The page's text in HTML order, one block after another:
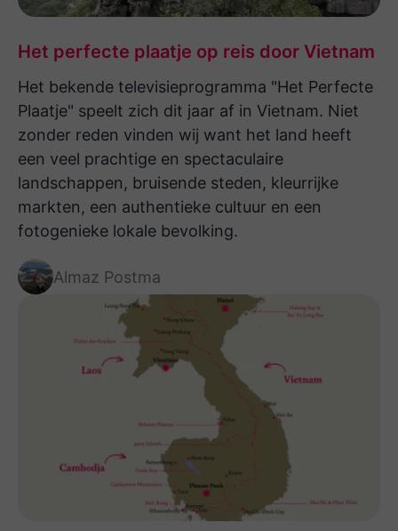
stiptheid van alle transfers en gidsen.
Hotels waren allemaal goed en sommige
zelfs geweldig. Het was een heerlijke
reis! Dank daarvoor.
Wij zijn 3 keer naar Azie geweest met
Namaste reizen. Dat is heel goed
bevallen. Veel persoonlijke aandacht bij
het boeken van de reis zodat de reis
helemaal naar onze wens is. De reizen
verliepen volgens verwachting. Elke keer
hadden we een ervaren gids/chauffeur
mee, daar hebben we veel aan gehad.
Soms liep er iets anders, zoals een
treinreis in Thailand die niet door kon
gaan. Door Namaste werd naar een
alternatief gezocht met ander vervoer.
Voor het ongemak kregen we een diner
aangeboden, prima. De volgende reis
naar India staat alweer gepland. Deze
Het perfecte plaatje op reis door Vietnam
Het bekende televisieprogramma "Het Perfecte
Plaatje" speelt zich dit jaar af in Vietnam. Niet
zonder reden vinden wij want het land heeft
een veel prachtige en spectaculaire
landschappen, bruisende steden, kleurrijke
markten, een authentieke cultuur en een
fotogenieke lokale bevolking.
Almaz Postma